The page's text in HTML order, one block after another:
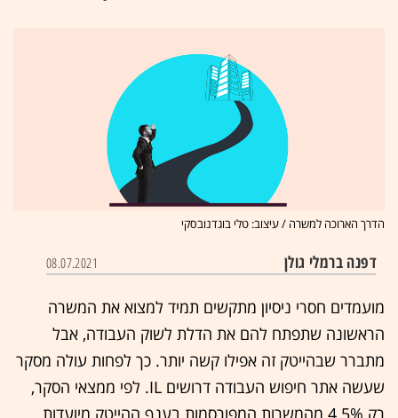
הדרך הארוכה למשרה / עיצוב: טלי בוגדנובסקי
דפנה ברמלי גולן 08.07.2021
מועמדים חסרי ניסיון מתקשים תמיד למצוא את המשרה
הראשונה שתפתח להם את הדלת לשוק העבודה, אבל
מתברר שבהייטק זה אפילו קשה יותר. כך לפחות עולה מסקר
שעשה אתר חיפוש העבודה דרושים IL. לפי ממצאי הסקר,